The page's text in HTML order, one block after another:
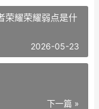
荣耀荣耀弱点是什
2026-05-23
下一篇 »